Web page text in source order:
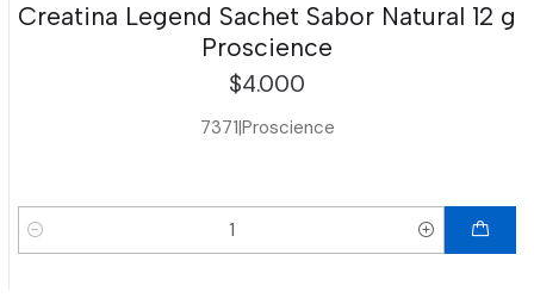
Creatina Legend Sachet Sabor Natural 12 g
Proscience
$4.000
7371|Proscience
Cantidad